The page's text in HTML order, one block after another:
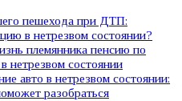
пешехода при ДТП:
в нетрезвом состоянии?
племянника пенсию по
нетрезвом состоянии
авто в нетрезвом состоянии:
разобраться